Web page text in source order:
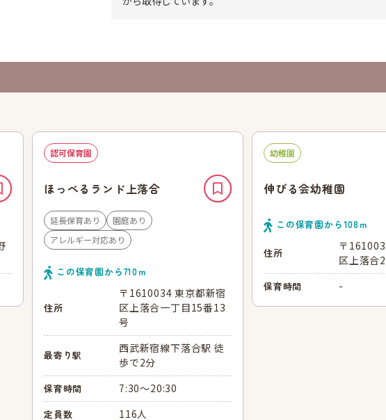
認可保育園
ほっぺるランド上落合
延長保育あり
園庭あり
アレルギー対応あり
この保育園から710ｍ
住所
〒1610034 東京都新宿
区上落合一丁目15番13
号
最寄り駅
西武新宿線下落合駅 徒
歩で2分
保育時間 7:30～20:30
定員数 116人
幼稚園
伸びる会幼稚園
この保育園から108ｍ
住所
〒
区上落合
保育時間 -